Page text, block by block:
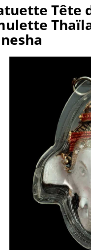
Tête